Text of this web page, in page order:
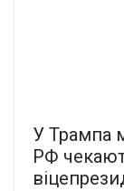
У Трампа
РФ